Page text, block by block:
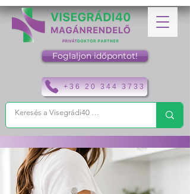
+36 20 344 3733
Foglaljon időpontot!